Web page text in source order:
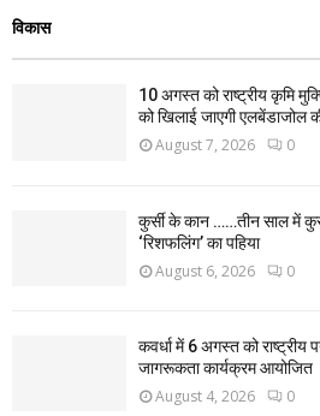
विकास
10 अगस्त को राष्ट्रीय कृमि
को खिलाई जाएगी एलबेंडाजोल
August 7, 2026 0
कुर्सी के कान ……तीन साल में
‘रिशफलिंग’ का पहिया
August 6, 2026 0
कवर्धा में 6 अगस्त को राष्ट्रीय
जागरूकता कार्यक्रम आयोजित
August 4, 2026 0